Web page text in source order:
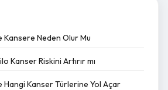
Neden Olur Mu
Kanser Riskini Artırır mı
Kanser Türlerine Yol Açar